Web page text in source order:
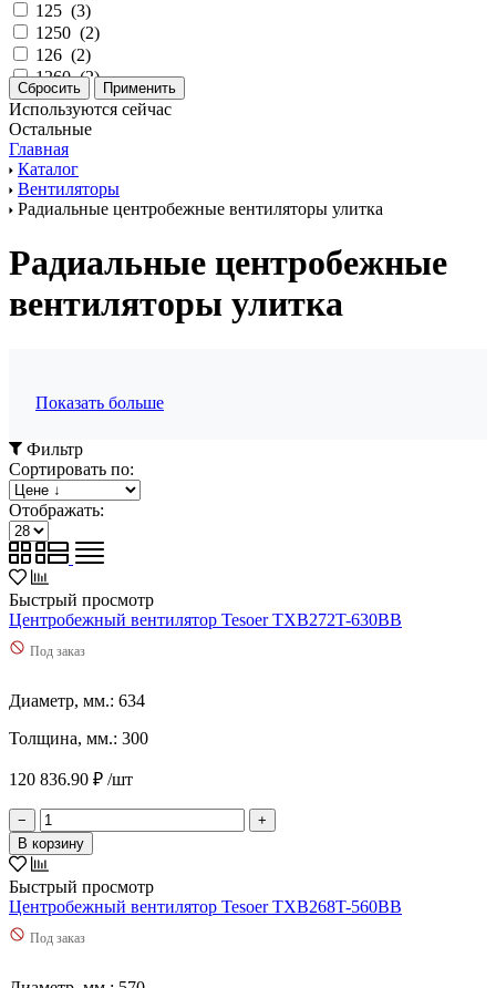
125 (3)
1250 (2)
126 (2)
1260(2)
130(1)
1300(2)
135(
140(2
143(2)
150(2)
1550(3)
1580(2)
1600(2)
163(1)
167(1)
171(2
1760(1)
180(7)
1800(1)
185(1)
188(3)
190
200( 1)
2000(1)
205(1
210( 4)
2170( 1)
220(4)
2200(6)
2300(4)
245(2)
250
2500(1)
2510(2)
2560(
Используются сейчас
Остальные
Главная
Каталог
Вентиляторы
Радиальные центробежные вентиляторы улитка
Радиальные центробежные
вентиляторы улитка
Показать больше
Фильтр
Сортировать по:
Отображать:
Быстрый просмотр
Центробежный вентилятор Tesoer TXB272T-630BB
Под заказ
Диаметр, мм.: 634
Толщина, мм.: 300
120 836.90 ₽ /шт
−
+
В корзину
Быстрый просмотр
Центробежный вентилятор Tesoer TXB268T-560BB
Под заказ